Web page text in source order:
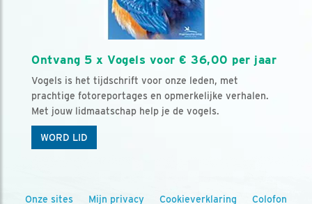
Ontvang 5 x Vogels voor € 36,00 per jaar
Vogels is het tijdschrift voor onze leden, met
prachtige fotoreportages en opmerkelijke verhalen.
Met jouw lidmaatschap help je de vogels.
WORD LID
Onze sites Mijn privacy Cookieverklaring Colofon